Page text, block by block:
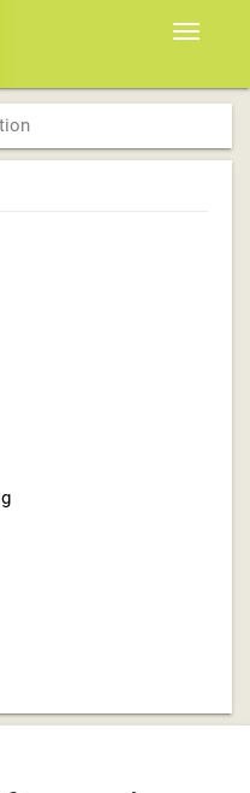
Toggle